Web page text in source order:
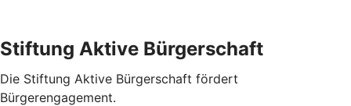
Stiftung Aktive Bürgerschaft
Die Stiftung Aktive Bürgerschaft fördert
Bürgerengagement.